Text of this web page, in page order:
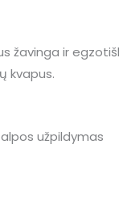
žavinga ir
kvapus.
užpildymas